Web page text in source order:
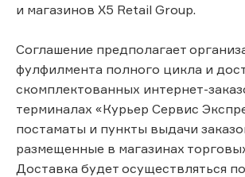
и магазинов X5 Retail Group.
Соглашение предполагает
фулфилмента полного цикла и
скомплектованных интернет-
терминалах «Курьер Сервис
постаматы и пункты выдачи
размещенные в магазинах
Доставка будет осуществляться